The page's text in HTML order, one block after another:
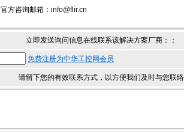
官方咨询邮箱：info@flir.cn
立即发送询问信息在线联系该解决方案厂商： ：
免费注册为中华工控网会员
请留下您的有效联系方式，以方便我们及时与您联络